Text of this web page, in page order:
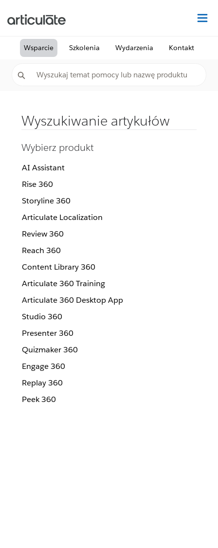
Wsparcie Szkolenia Wydarzenia Kontakt
Wyszukiwanie artykułów
Wybierz produkt
AI Assistant
Rise 360
Storyline 360
Articulate Localization
Review 360
Reach 360
Content Library 360
Articulate 360 Training
Articulate 360 Desktop App
Studio 360
Presenter 360
Quizmaker 360
Engage 360
Replay 360
Peek 360